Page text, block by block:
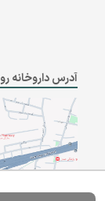
آدرس داروخانه